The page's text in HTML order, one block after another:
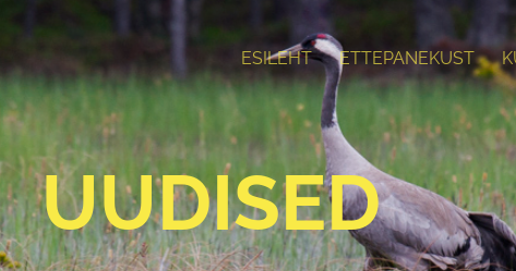
ESILEHT ETTEPANEKUST
UUDISED